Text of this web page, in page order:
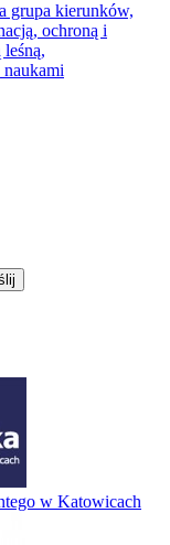
grupa kierunków,
ochroną i
w Katowicach